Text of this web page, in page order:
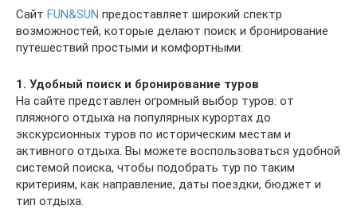
Сайт FUN&SUN предоставляет широкий спектр
возможностей, которые делают поиск и бронирование
путешествий простыми и комфортными:
1. Удобный поиск и бронирование туров
На сайте представлен огромный выбор туров: от
пляжного отдыха на популярных курортах до
экскурсионных туров по историческим местам и
активного отдыха. Вы можете воспользоваться удобной
системой поиска, чтобы подобрать тур по таким
критериям, как направление, даты поездки, бюджет и
тип отдыха.